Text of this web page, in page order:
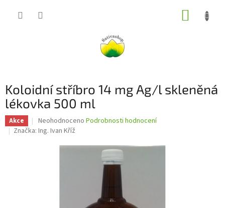
Koloidní stříbro 14 mg Ag/l skleněná
lékovka 500 ml
Akce
Průměrné
hodnocení
Neohodnoceno Podrobnosti hodnocení
Značka: Ing. Ivan Kříž